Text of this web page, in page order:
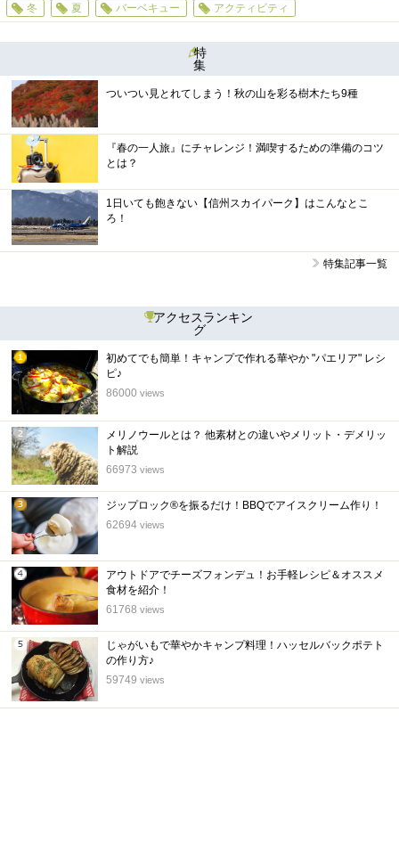
冬
夏 バーベキュー アクティビティ
特
集
ついつい見とれてしまう！秋の山を彩る樹木たち9種
『春の一人旅』にチャレンジ！満喫するための準備のコツ
とは？
1日いても飽きない【信州スカイパーク】はこんなとこ
ろ！
特集記事一覧
アクセスランキン
グ
1
位
初めてでも簡単！キャンプで作れる華やか "パエリア" レシ
ピ♪
86000 views
2
位
メリノウールとは？ 他素材との違いやメリット・デメリッ
ト解説
66973 views
3
位
ジップロック®を振るだけ！BBQでアイスクリーム作り！
62694 views
4
位
アウトドアでチーズフォンデュ！お手軽レシピ＆オススメ
食材を紹介！
61768 views
5
位
じゃがいもで華やかキャンプ料理！ハッセルバックポテト
の作り方♪
59749 views